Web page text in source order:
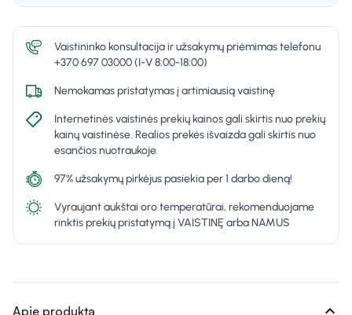
Vaistininko konsultacija ir užsakymų priėmimas telefonu
+370 697 03000 (I-V 8:00-18:00)
Nemokamas pristatymas į artimiausią vaistinę
Internetinės vaistinės prekių kainos gali skirtis nuo prekių
kainų vaistinėse. Realios prekės išvaizda gali skirtis nuo
esančios nuotraukoje
97% užsakymų pirkėjus pasiekia per 1 darbo dieną!
Vyraujant aukštai oro temperatūrai, rekomenduojame
rinktis prekių pristatymą į VAISTINĘ arba NAMUS
Apie produktą expand_more